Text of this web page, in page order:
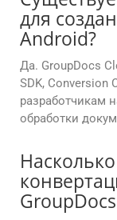
для
Android?
Да. GroupDocs
SDK, Conversion
разработчикам
обработки